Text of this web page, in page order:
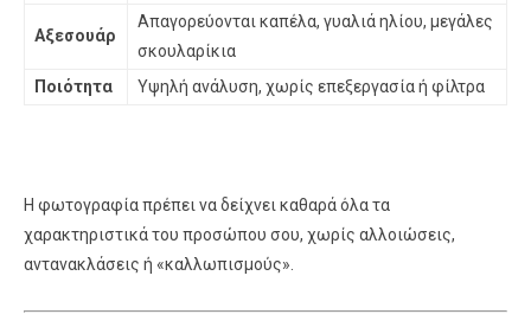
Αξεσουάρ
Απαγορεύονται καπέλα, γυαλιά ηλίου, μεγάλες
σκουλαρίκια
Ποιότητα
Υψηλή ανάλυση, χωρίς επεξεργασία ή φίλτρα
Η φωτογραφία πρέπει να δείχνει καθαρά όλα τα
χαρακτηριστικά του προσώπου σου, χωρίς αλλοιώσεις,
αντανακλάσεις ή «καλλωπισμούς».